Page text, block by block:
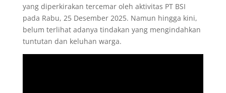
yang diperkirakan tercemar oleh aktivitas PT BSI
pada Rabu, 25 Desember 2025. Namun hingga kini,
belum terlihat adanya tindakan yang mengindahkan
tuntutan dan keluhan warga.